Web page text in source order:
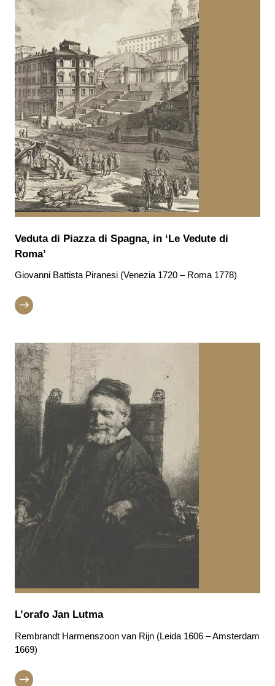
Veduta di Piazza di Spagna, in ‘Le Vedute di
Roma’
Giovanni Battista Piranesi (Venezia 1720 – Roma 1778)
L’orafo Jan Lutma
Rembrandt Harmenszoon van Rijn (Leida 1606 – Amsterdam
1669)